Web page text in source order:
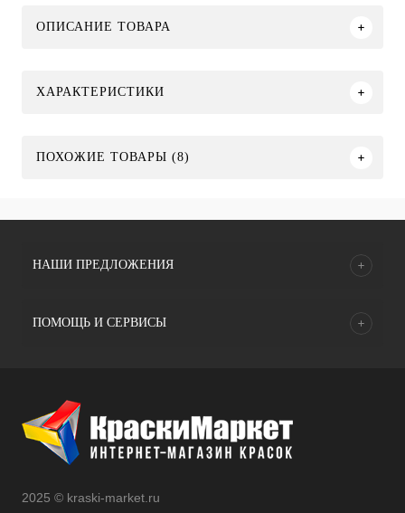
ОПИСАНИЕ ТОВАРА
ХАРАКТЕРИСТИКИ
ПОХОЖИЕ ТОВАРЫ (8)
НАШИ ПРЕДЛОЖЕНИЯ
ПОМОЩЬ И СЕРВИСЫ
2025 © kraski-market.ru